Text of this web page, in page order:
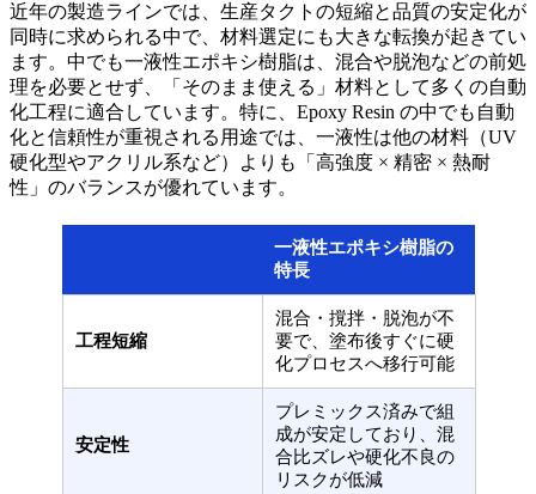
近年の製造ラインでは、生産タクトの短縮と品質の安定化が
同時に求められる中で、材料選定にも大きな転換が起きてい
ます。中でも一液性エポキシ樹脂は、混合や脱泡などの前処
理を必要とせず、「そのまま使える」材料として多くの自動
化工程に適合しています。特に、Epoxy Resin の中でも自動
化と信頼性が重視される用途では、一液性は他の材料（UV
硬化型やアクリル系など）よりも「高強度 × 精密 × 熱耐
性」のバランスが優れています。
一液性エポキシ樹脂の
特長
工程短縮
混合・撹拌・脱泡が不
要で、塗布後すぐに硬
化プロセスへ移行可能
安定性
プレミックス済みで組
成が安定しており、混
合比ズレや硬化不良の
リスクが低減